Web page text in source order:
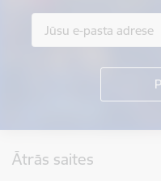
Ātrās saites